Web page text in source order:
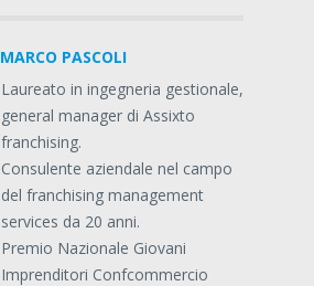
MARCO PASCOLI
Laureato in ingegneria gestionale,
general manager di Assixto
franchising.
Consulente aziendale nel campo
del franchising management
services da 20 anni.
Premio Nazionale Giovani
Imprenditori Confcommercio